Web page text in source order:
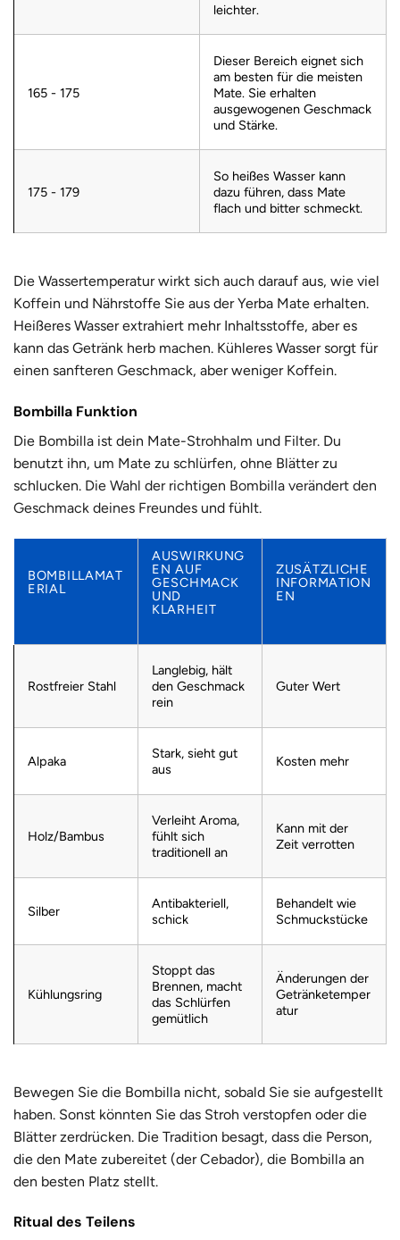
leichter.
165 - 175
Dieser Bereich eignet sich
am besten für die meisten
Mate. Sie erhalten
ausgewogenen Geschmack
und Stärke.
175 - 179
So heißes Wasser kann
dazu führen, dass Mate
flach und bitter schmeckt.
Die Wassertemperatur wirkt sich auch darauf aus, wie viel
Koffein und Nährstoffe Sie aus der Yerba Mate erhalten.
Heißeres Wasser extrahiert mehr Inhaltsstoffe, aber es
kann das Getränk herb machen. Kühleres Wasser sorgt für
einen sanfteren Geschmack, aber weniger Koffein.
Bombilla Funktion
Die Bombilla ist dein Mate-Strohhalm und Filter. Du
benutzt ihn, um Mate zu schlürfen, ohne Blätter zu
schlucken. Die Wahl der richtigen Bombilla verändert den
Geschmack deines Freundes und fühlt.
BOMBILLAMAT
ERIAL
AUSWIRKUNG
EN AUF
GESCHMACK
UND
KLARHEIT
ZUSÄTZLICHE
INFORMATION
EN
Rostfreier Stahl
Langlebig, hält
den Geschmack
rein
Guter Wert
Alpaka
Stark, sieht gut
aus
Kosten mehr
Holz/Bambus
Verleiht Aroma,
fühlt sich
traditionell an
Kann mit der
Zeit verrotten
Silber
Antibakteriell,
schick
Behandelt wie
Schmuckstücke
Kühlungsring
Stoppt das
Brennen, macht
das Schlürfen
gemütlich
Änderungen der
Getränketemper
atur
Bewegen Sie die Bombilla nicht, sobald Sie sie aufgestellt
haben. Sonst könnten Sie das Stroh verstopfen oder die
Blätter zerdrücken. Die Tradition besagt, dass die Person,
die den Mate zubereitet (der Cebador), die Bombilla an
den besten Platz stellt.
Ritual des Teilens